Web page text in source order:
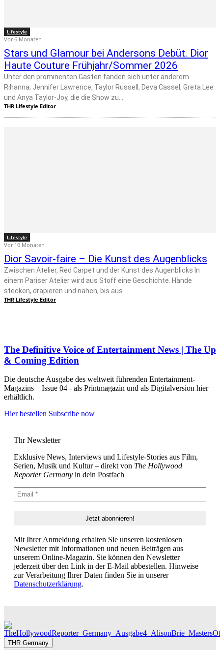
Lifestyle
Vor 6 Monaten
Stars und Glamour bei Andersons Debüt. Dior
Haute Couture Frühjahr/Sommer 2026
Unter den prominenten Gästen fanden sich unter anderem
Rihanna, Jennifer Lawrence, Taylor Russell, Deva Cassel, Greta Lee
und Anya Taylor-Joy, die die Show zu...
THR Lifestyle Editor
Lifestyle
Vor 10 Monaten
Dior Savoir-faire – Die Kunst des Augenblicks
Zwischen Atelier, Red Carpet und der Kunst des Augenblicks In
einem Pariser Atelier wird aus Stoff eine Geschichte. Hände
stecken, drapieren und nähen, bis aus...
THR Lifestyle Editor
The Definitive Voice of Entertainment News | The Up
& Coming Edition
Die deutsche Ausgabe des weltweit führenden Entertainment-
Magazins – Issue 04 - als Printmagazin und als Digitalversion hier
erhältlich.
Hier bestellen Subscribe now
Thr Newsletter
Exklusive News, Interviews und Lifestyle-Stories aus Film,
Serien, Musik und Kultur – direkt von The Hollywood
Reporter Germany in dein Postfach
Mit Ihrer Anmeldung erhalten Sie unseren kostenlosen
Newsletter mit Informationen und neuen Beiträgen aus
unserem Online-Magazin. Sie können den Newsletter
jederzeit über den Link in der E-Mail abbestellen. Hinweise
zur Verarbeitung Ihrer Daten finden Sie in unserer
Datenschutzerklärung.
THR Germany